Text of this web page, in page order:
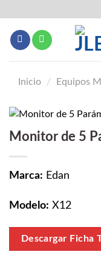
contenido
Inicio / Equipos
Monitor de 5
Marca: Edan
Modelo: X12
Descargar Ficha